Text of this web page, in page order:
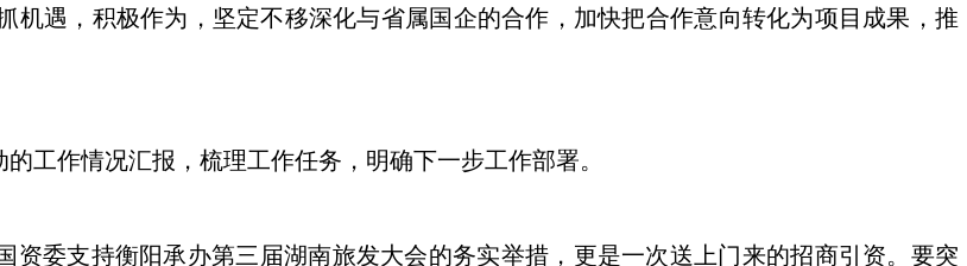
机遇，积极作为，坚定不移深化与省属国企的合作，加快把合作意向转化为项目成果，推
作情况汇报，梳理工作任务，明确下一步工作部署。
委支持衡阳承办第三届湖南旅发大会的务实举措，更是一次送上门来的招商引资。要突